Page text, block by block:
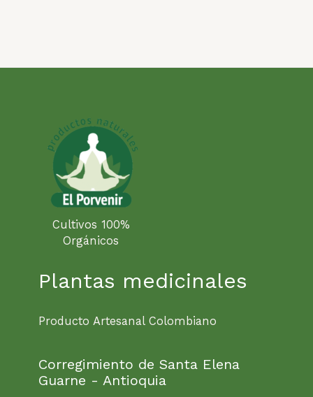
Cultivos 100%
Orgánicos
Plantas medicinales
Producto Artesanal Colombiano
Corregimiento de Santa Elena
Guarne - Antioquia